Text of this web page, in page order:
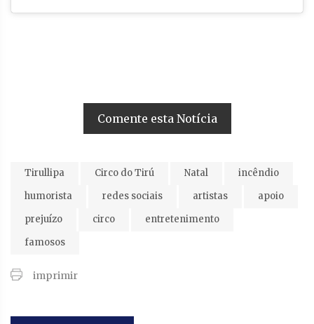
Comente esta Notícia
Tirullipa Circo do Tirú Natal
incêndio
humorista
redes sociais artistas
apoio
prejuízo
circo
entretenimento
famosos
imprimir